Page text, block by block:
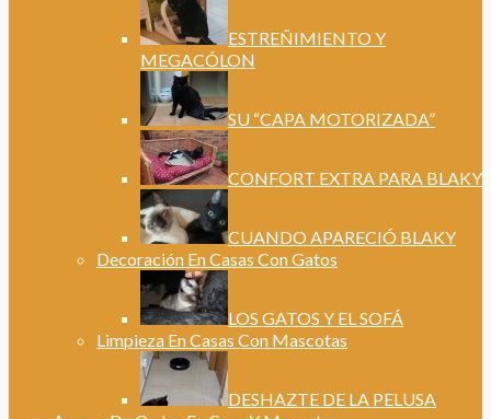
ESTREÑIMIENTO Y
MEGACÓLON
SU “CAPA MOTORIZADA”
CONFORT EXTRA PARA BLAKY
CUANDO APARECIÓ BLAKY
Decoración En Casas Con Gatos
LOS GATOS Y EL SOFÁ
Limpieza En Casas Con Mascotas
DESHAZTE DE LA PELUSA